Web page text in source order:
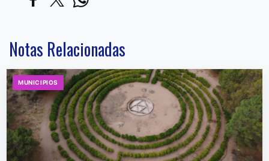
Notas Relacionadas
MUNICIPIOS